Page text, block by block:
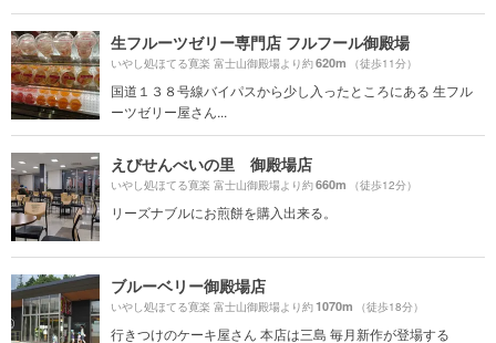
生フルーツゼリー専門店 フルフール御殿場
いやし処ほてる寛楽 富士山御殿場より約620m （徒歩11分）
国道１３８号線バイパスから少し入ったところにある 生フル
ーツゼリー屋さん...
えびせんべいの里 御殿場店
いやし処ほてる寛楽 富士山御殿場より約660m （徒歩12分）
リーズナブルにお煎餅を購入出来る。
ブルーベリー御殿場店
いやし処ほてる寛楽 富士山御殿場より約1070m （徒歩18分）
行きつけのケーキ屋さん 本店は三島 毎月新作が登場する